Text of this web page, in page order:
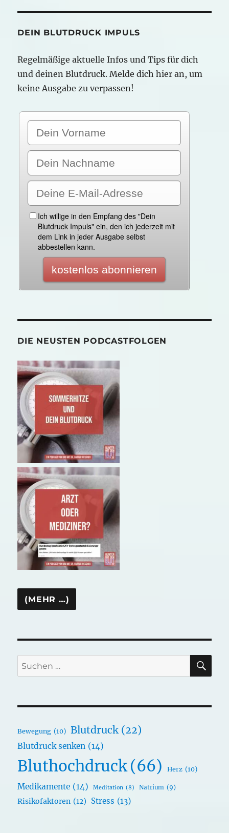
DEIN BLUTDRUCK IMPULS
Regelmäßige aktuelle Infos und Tips für dich
und deinen Blutdruck. Melde dich hier an, um
keine Ausgabe zu verpassen!
DIE NEUSTEN PODCASTFOLGEN
Suchen
nach:
Bewegung (10) Blutdruck (22)
Blutdruck senken (14)
Bluthochdruck(66) Herz (10)
Medikamente (14) Meditation (8) Natrium (9)
Risikofaktoren (12) Stress (13)